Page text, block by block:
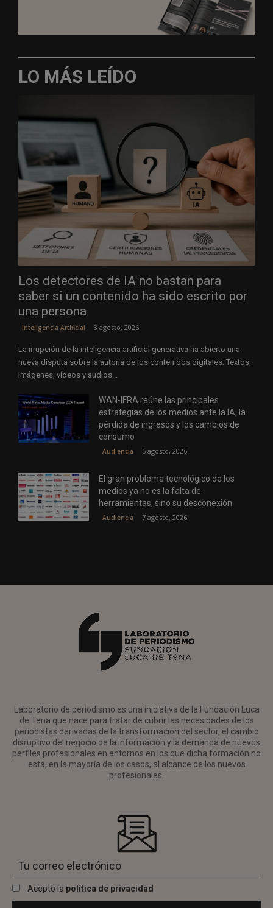
LO MÁS LEÍDO
Los detectores de IA no bastan para
saber si un contenido ha sido escrito por
una persona
Inteligencia Artificial 3 agosto, 2026
La irrupción de la inteligencia artificial generativa ha abierto una
nueva disputa sobre la autoría de los contenidos digitales. Textos,
imágenes, vídeos y audios...
WAN-IFRA reúne las principales
estrategias de los medios ante la IA, la
pérdida de ingresos y los cambios de
consumo
Audiencia 5 agosto, 2026
El gran problema tecnológico de los
medios ya no es la falta de
herramientas, sino su desconexión
Audiencia 7 agosto, 2026
Laboratorio de periodismo es una iniciativa de la Fundación Luca
de Tena que nace para tratar de cubrir las necesidades de los
periodistas derivadas de la transformación del sector, el cambio
disruptivo del negocio de la información y la demanda de nuevos
perfiles profesionales en entornos en los que dicha formación no
está, en la mayoría de los casos, al alcance de los nuevos
profesionales.
Acepto la política de privacidad